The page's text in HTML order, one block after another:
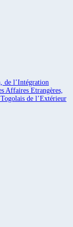
de l’Intégration
Affaires Etrangères,
de l’Extérieur